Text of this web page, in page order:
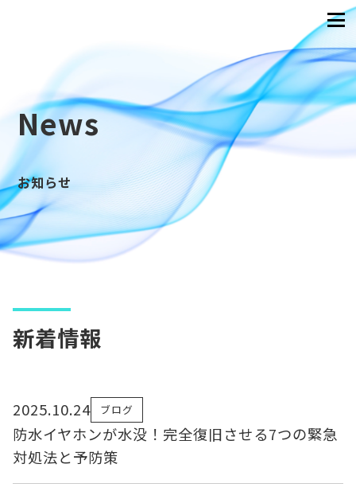
News
お知らせ
新着情報
2025.10.24 ブログ
防水イヤホンが水没！完全復旧させる7つの緊急
対処法と予防策